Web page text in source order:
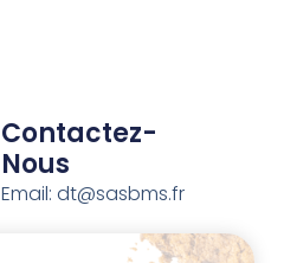
Contactez-
Nous
Email: dt@sasbms.fr